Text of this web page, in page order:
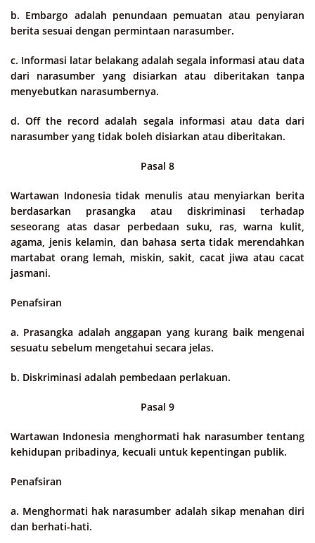
b. Embargo adalah penundaan pemuatan atau penyiaran
berita sesuai dengan permintaan narasumber.
c. Informasi latar belakang adalah segala informasi atau data
dari narasumber yang disiarkan atau diberitakan tanpa
menyebutkan narasumbernya.
d. Off the record adalah segala informasi atau data dari
narasumber yang tidak boleh disiarkan atau diberitakan.
Pasal 8
Wartawan Indonesia tidak menulis atau menyiarkan berita
berdasarkan prasangka atau diskriminasi terhadap
seseorang atas dasar perbedaan suku, ras, warna kulit,
agama, jenis kelamin, dan bahasa serta tidak merendahkan
martabat orang lemah, miskin, sakit, cacat jiwa atau cacat
jasmani.
Penafsiran
a. Prasangka adalah anggapan yang kurang baik mengenai
sesuatu sebelum mengetahui secara jelas.
b. Diskriminasi adalah pembedaan perlakuan.
Pasal 9
Wartawan Indonesia menghormati hak narasumber tentang
kehidupan pribadinya, kecuali untuk kepentingan publik.
Penafsiran
a. Menghormati hak narasumber adalah sikap menahan diri
dan berhati-hati.